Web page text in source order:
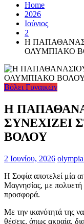
Home
2026
Ιούνιος
2
Η
ΟΛΥΜΠΙΑΚΟ
Βόλει Γυναικών
Η
ΣΥΝΕΧΙΖΕΙ
ΒΟΛΟΥ
2 Ιουνίου, 2026
Η Σοφία αποτελεί μία
Μαγνησίας, με πολυετή
προσφορά.
Με την ικανότητά της
θέσεις, όπως ακραία,